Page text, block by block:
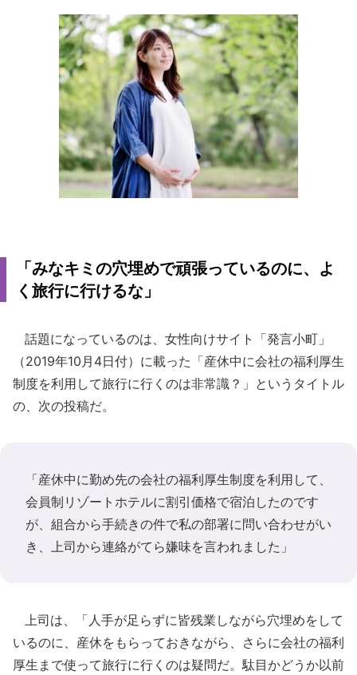
「みなキミの穴埋めで頑張っているのに、よ
く旅行に行けるな」
話題になっているのは、女性向けサイト「発言小町」
（2019年10月4日付）に載った「産休中に会社の福利厚生
制度を利用して旅行に行くのは非常識？」というタイトル
の、次の投稿だ。
「産休中に勤め先の会社の福利厚生制度を利用して、
会員制リゾートホテルに割引価格で宿泊したのです
が、組合から手続きの件で私の部署に問い合わせがい
き、上司から連絡がてら嫌味を言われました」
上司は、「人手が足らずに皆残業しながら穴埋めをして
いるのに、産休をもらっておきながら、さらに会社の福利
厚生まで使って旅行に行くのは疑問だ。駄目かどうか以前